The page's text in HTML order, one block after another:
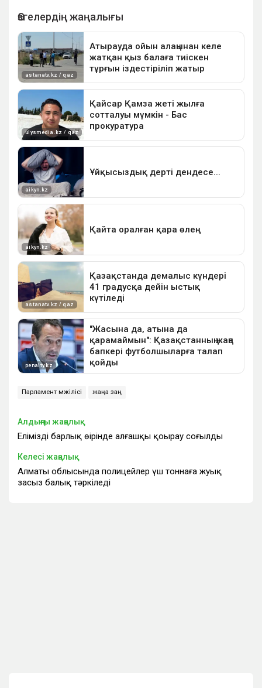
Парламент мәжілісі жаңа заң
Алдыңғы жаңалық
Еліміздің барлық өңірінде алғашқы қоңырау соғылды
Келесі жаңалық
Алматы облысында полицейлер үш тоннаға жуық
заңсыз балық тәркіледі